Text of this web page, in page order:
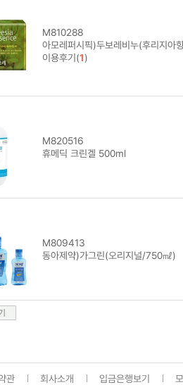
M810288
아모레퍼시픽)두보레비누(후리지아
이용후기(1)
M820516
휴메딕 크린겔 500ml
M809413
동아제약)가그린(오리지널/750㎖)
관 회사소개 입금은행보기